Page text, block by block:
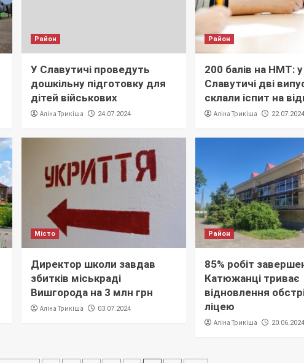
Район
У Славутичі проведуть
дошкільну підготовку для
дітей військових
Аліна Трикіша 24.07.2024
Район
200 балів на НМТ: у
Славутичі дві
склали іспит на
Аліна Трикіша 22.07.2024
Місто
Директор школи завдав
збитків міськраді
Вишгорода на 3 млн грн
Аліна Трикіша 03.07.2024
Район
85% робіт
Катюжанці триває
відновлення
ліцею
Аліна Трикіша 20.06.2024